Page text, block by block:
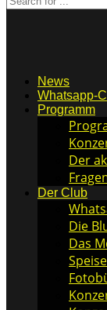
News
Whatsapp-
Programm
Der
Der Club
Die
Das